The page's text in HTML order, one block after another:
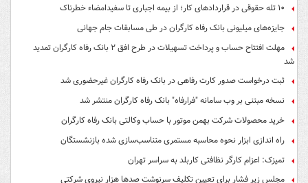
۱۰ تله حقوقی در قراردادهای کار؛ از بیمه اجباری تا سفیدامضاء خطرناک
جایزه‌های میلیونی بانک رفاه کارگران در طی مسابقات جام جهانی
مهلت افتتاح حساب و پرداخت تسهیلات در طرح افق ۲ بانک رفاه کارگران تمدید
شد
ثبت درخواست صدور کارت رفاهی در بانک رفاه کارگران غیرحضوری شد
نسخه مبتنی بر وب سامانه "فرارفاه" بانک رفاه کارگران منتشر شد
خرید محصولات شرکت بهمن موتور با حساب وکالتی بانک رفاه کارگران
راه اندازی ابزار نحوه محاسبه مستمری متناسب‌سازی شده بازنشستگان
تمیزک: اعزام کارگر نظافتی کاربلد به سراسر تهران
مجلس زیر فشار برای تعیین تکلیف سرنوشت صدها هزار نیروی شرکتی